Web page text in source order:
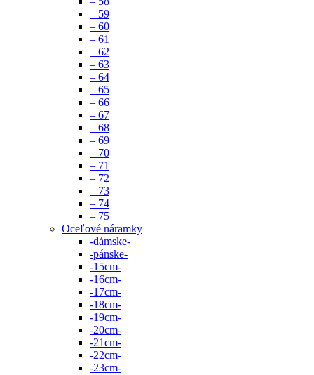
– 59
– 60
– 61
– 62
– 63
– 64
– 65
– 66
– 67
– 68
– 69
– 70
– 71
– 72
– 73
– 74
– 75
Oceľové náramky
-dámske-
-pánske-
-15cm-
-16cm-
-17cm-
-18cm-
-19cm-
-20cm-
-21cm-
-22cm-
-23cm-